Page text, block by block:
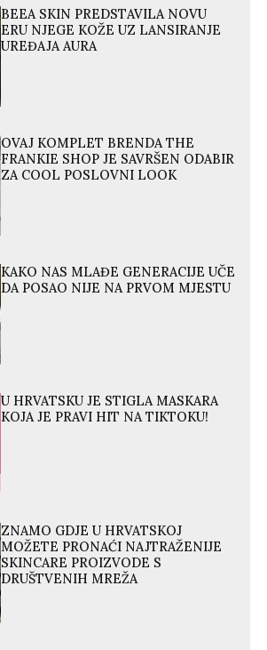
BEEA SKIN PREDSTAVILA NOVU
ERU NJEGE KOŽE UZ LANSIRANJE
UREĐAJA AURA
OVAJ KOMPLET BRENDA THE
FRANKIE SHOP JE SAVRŠEN ODABIR
ZA COOL POSLOVNI LOOK
KAKO NAS MLAĐE GENERACIJE UČE
DA POSAO NIJE NA PRVOM MJESTU
U HRVATSKU JE STIGLA MASKARA
KOJA JE PRAVI HIT NA TIKTOKU!
ZNAMO GDJE U HRVATSKOJ
MOŽETE PRONAĆI NAJTRAŽENIJE
SKINCARE PROIZVODE S
DRUŠTVENIH MREŽA